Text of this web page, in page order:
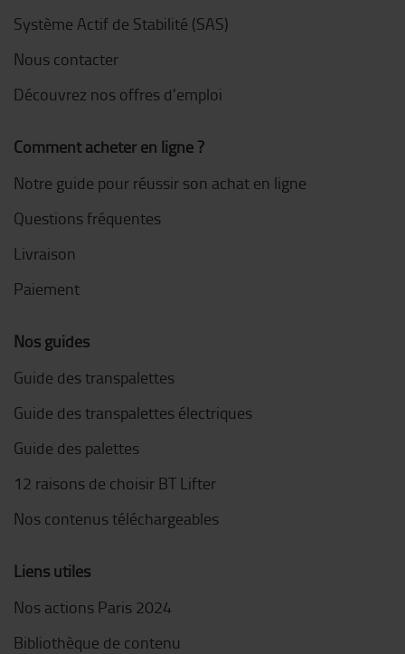
Système Actif de Stabilité (SAS)
Nous contacter
Découvrez nos offres d'emploi
Comment acheter en ligne ?
Notre guide pour réussir son achat en ligne
Questions fréquentes
Livraison
Paiement
Nos guides
Guide des transpalettes
Guide des transpalettes électriques
Guide des palettes
12 raisons de choisir BT Lifter
Nos contenus téléchargeables
Liens utiles
Nos actions Paris 2024
Bibliothèque de contenu